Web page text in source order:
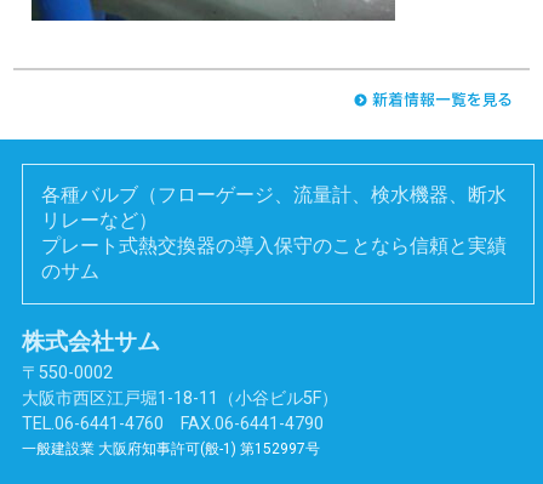
各種バルブ（フローゲージ、流量計、検水機器、断水
リレーなど）
プレート式熱交換器の導入保守のことなら信頼と実績
のサム
株式会社サム
〒550-0002
大阪市西区江戸堀1-18-11（小谷ビル5F）
TEL.06-6441-4760 FAX.06-6441-4790
一般建設業 大阪府知事許可(般-1) 第152997号